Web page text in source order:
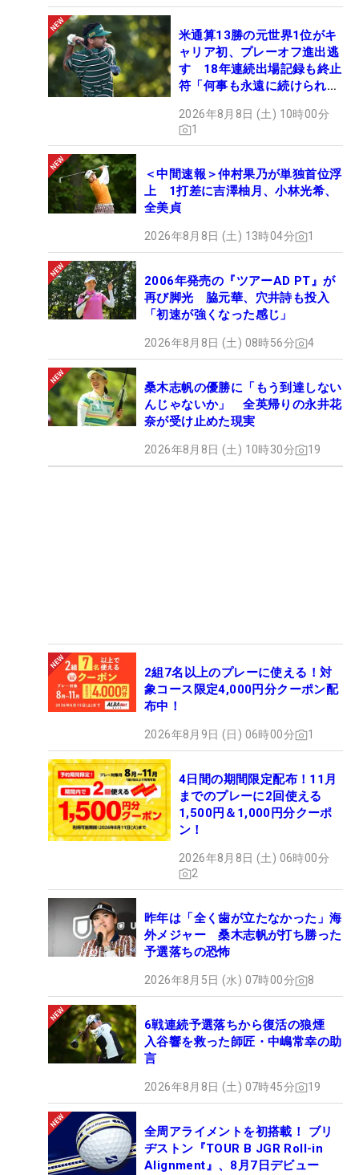
米通算13勝の元世界1位がキ
ャリア初、プレーオフ進出逃
す 18年連続出場記録も終止
符「何事も永遠に続けられな
2026年8月8日 (土) 10時00分
1
＜中間速報＞仲村果乃が単独首位浮
上 1打差に吉澤柚月、小林光希、
全美貞
2026年8月8日 (土) 13時04分 1
2006年発売の『ツアーAD PT』が
再び脚光 脇元華、穴井詩も投入
「初速が強くなった感じ」
2026年8月8日 (土) 08時56分 4
桑木志帆の優勝に「もう到達しない
んじゃないか」 全英帰りの永井花
奈が受け止めた現実
2026年8月8日 (土) 10時30分 19
2組7名以上のプレーに使える！対
象コース限定4,000円分クーポン配
布中！
2026年8月9日 (日) 06時00分 1
4日間の期間限定配布！11月
までのプレーに2回使える
1,500円＆1,000円分クーポ
ン！
2026年8月8日 (土) 06時00分
2
昨年は「全く歯が立たなかった」海
外メジャー 桑木志帆が打ち勝った
予選落ちの恐怖
2026年8月5日 (水) 07時00分 8
6戦連続予選落ちから復活の狼煙
入谷響を救った師匠・中嶋常幸の助
言
2026年8月8日 (土) 07時45分 19
全周アライメントを初搭載！ ブリ
ヂストン『TOUR B JGR Roll-in
Alignment』、8月7日デビュー